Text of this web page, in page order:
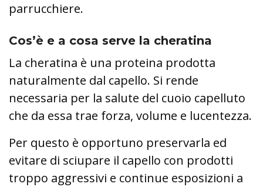
parrucchiere.
Cos’è e a cosa serve la cheratina
La cheratina è una proteina prodotta
naturalmente dal capello. Si rende
necessaria per la salute del cuoio capelluto
che da essa trae forza, volume e lucentezza.
Per questo è opportuno preservarla ed
evitare di sciupare il capello con prodotti
troppo aggressivi e continue esposizioni a